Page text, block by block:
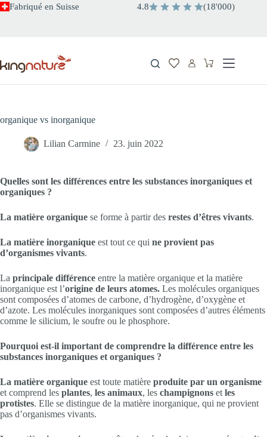
Passer
Fabriqué en Suisse 4.8 (18'000)
Panier
organique vs inorganique
Lilian Carmine 23. juin 2022
Quelles sont les différences entre les substances inorganiques et
organiques ?
La matière organique se forme à partir des restes d’êtres vivants.
La matière inorganique est tout ce qui ne provient pas
d’organismes vivants.
La principale différence entre la matière organique et la matière
inorganique est l’origine de leurs atomes. Les molécules organiques
sont composées d’atomes de carbone, d’hydrogène, d’oxygène et
d’azote. Les molécules inorganiques sont composées d’autres éléments
comme le silicium, le soufre ou le phosphore.
Pourquoi est-il important de comprendre la différence entre les
substances inorganiques et organiques ?
La matière organique est toute matière produite par un organisme
et comprend les plantes, les animaux, les champignons et les
protistes. Elle se distingue de la matière inorganique, qui ne provient
pas d’organismes vivants.